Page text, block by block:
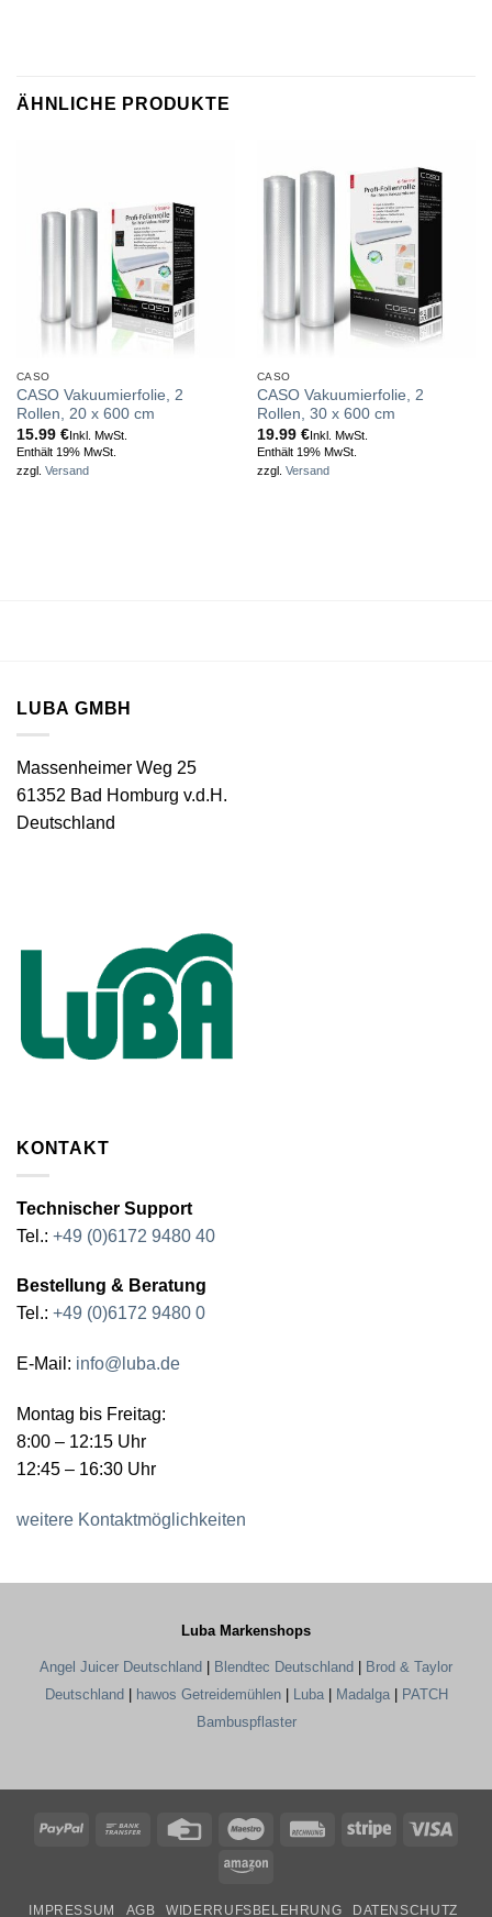
ÄHNLICHE PRODUKTE
CASO
CASO Vakuumierfolie, 2
Rollen, 20 x 600 cm
15.99 €Inkl. MwSt.
Enthält 19% MwSt.
zzgl. Versand
CASO
CASO Vakuumierfolie, 2
Rollen, 30 x 600 cm
19.99 €Inkl. MwSt.
Enthält 19% MwSt.
zzgl. Versand
LUBA GMBH
Massenheimer Weg 25
61352 Bad Homburg v.d.H.
Deutschland
KONTAKT
Technischer Support
Tel.: +49 (0)6172 9480 40
Bestellung & Beratung
Tel.: +49 (0)6172 9480 0
E-Mail: info@luba.de
Montag bis Freitag:
8:00 – 12:15 Uhr
12:45 – 16:30 Uhr
weitere Kontaktmöglichkeiten
Luba Markenshops
Angel Juicer Deutschland | Blendtec Deutschland | Brod & Taylor
Deutschland| hawos Getreidemühlen| Luba| Madalga| PATCH
Bambuspflaster
PayPal
Bank
Credit
Maestro RechungStripe
Amazon
IMPRESSUM AGB WIDERRUFSBELEHRUNG DATENSCHUTZ